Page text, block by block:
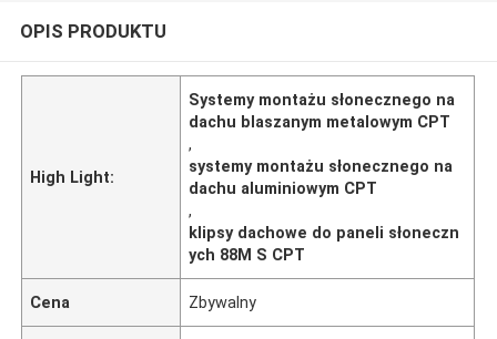
OPIS PRODUKTU
High Light:
Systemy montażu słonecznego na
dachu blaszanym metalowym CPT
,
systemy montażu słonecznego na
dachu aluminiowym CPT
,
klipsy dachowe do paneli słoneczn
ych 88M S CPT
Cena Zbywalny